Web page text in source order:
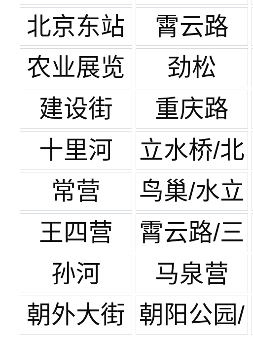
北京东站
霄云路
农业展览
馆
劲松
建设街
重庆路
十里河
立水桥/北
苑家园
常营
鸟巢/水立
方
王四营
霄云路/三
元桥
孙河 马泉营
朝外大街 朝阳公园/